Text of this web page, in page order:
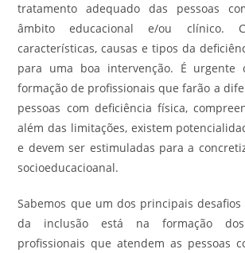
tratamento adequado das pessoas
âmbito educacional e/ou clínico.
características, causas e tipos da
para uma boa intervenção. É urgente
formação de profissionais que farão a
pessoas com deficiência física,
além das limitações, existem
e devem ser estimuladas para a
socioeducacioanal.
Sabemos que um dos principais
da inclusão está na formação
profissionais que atendem as pessoas